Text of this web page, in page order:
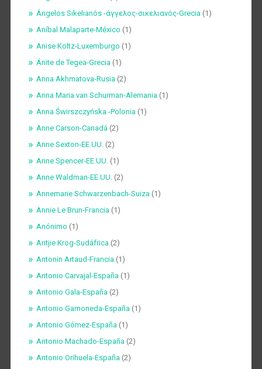
Ángelos Sikelianós -άγγελος-σικελιανός-Grecia(1)
Aníbal Malaparte-México (1)
Anise Koltz-Luxemburgo (1)
Ánite de Tegea-Grecia(1)
Anna Akhmatova-Rusia(2)
Anna Maria van Schurman-Alemania(1)
Anna Świrszczyńska -Polonia(1)
Anne Carson-Canadá(2)
Anne Sexton-EE.UU.(2)
Anne Spencer-EE.UU.(1)
Anne Waldman-EE.UU.(2)
Annemarie Schwarzenbach-Suiza(1)
Annie Le Brun-Francia(1)
Anónimo (1)
Antjie Krog-Sudáfrica(2)
Antonin Artaud-Francia(1)
Antonio Carvajal-España(1)
Antonio Gala-España(2)
Antonio Gamoneda-España(1)
Antonio Gómez-España(1)
Antonio Machado-España(2)
Antonio Orihuela-España(2)